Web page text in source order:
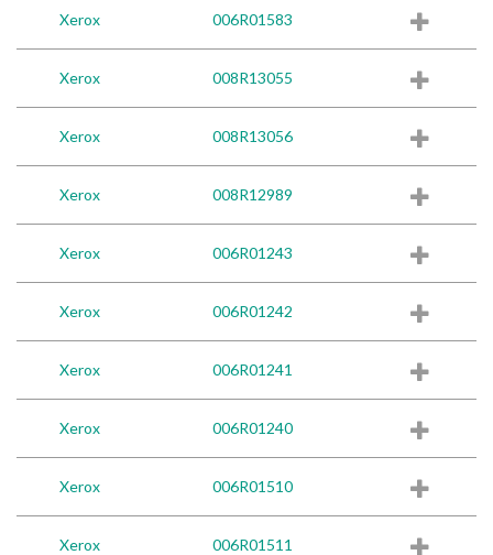
Xerox 006R01583
Xerox 008R13055
Xerox 008R13056
Xerox 008R12989
Xerox 006R01243
Xerox 006R01242
Xerox 006R01241
Xerox 006R01240
Xerox 006R01510
Xerox 006R01511